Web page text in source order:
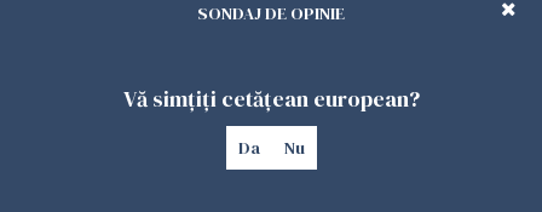
SONDAJ DE OPINIE
Vă simțiți cetățean european?
Da Nu